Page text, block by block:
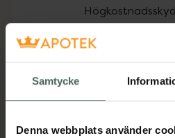
Samtycke
Denna webbplats använder
I apotek: